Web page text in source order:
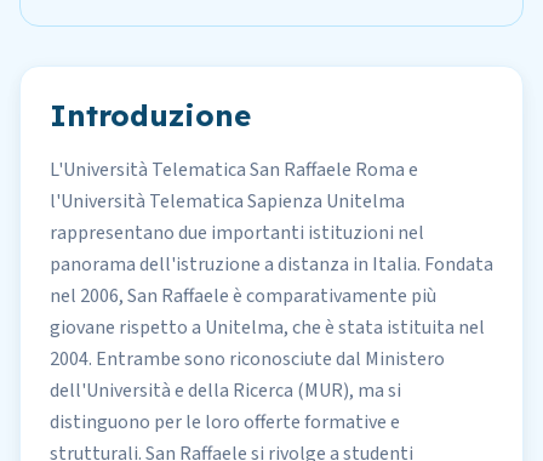
Introduzione
L'Università TelematicaSan Raffaele Roma e
l'Università Telematica Sapienza Unitelma
rappresentano due importanti istituzioni nel
panorama dell'istruzione a distanza in Italia. Fondata
nel 2006, San Raffaele è comparativamente più
giovane rispetto a Unitelma, che è stata istituita nel
2004. Entrambe sono riconosciute dal Ministero
dell'Università e della Ricerca (MUR), ma si
distinguono per le loro offerte formative e
strutturali. San Raffaele si rivolge a studenti